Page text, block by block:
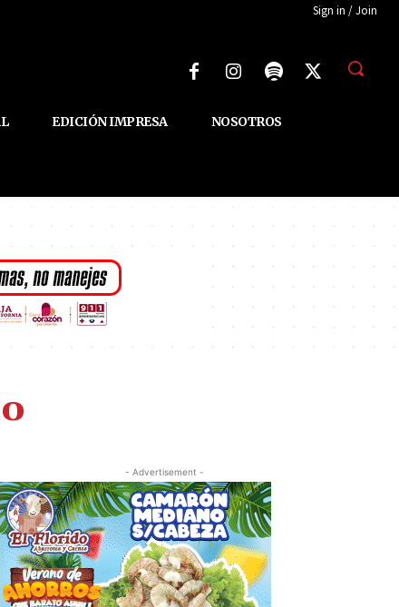
Sign in / Join
EDICIÓN IMPRESA NOSOTROS
- Advertisement -